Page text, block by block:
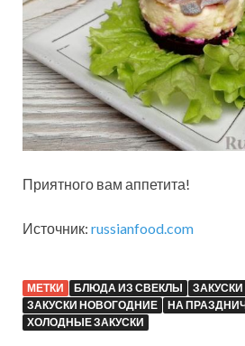
Приятного вам аппетита!
Источник: russianfood.com
МЕТКИ БЛЮДА ИЗ СВЕКЛЫ
ЗАКУСКИ НОВОГОДНИЕ
НА
ХОЛОДНЫЕ ЗАКУСКИ